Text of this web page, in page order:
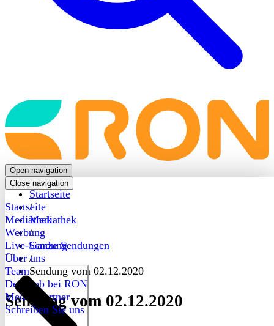
Back
to
frontpage
Open navigation
Close navigation
Startseite
Mediathek
Werbung
Live-Sendung
Über uns
Team
Dein Job bei RON
Medienpartner
Schreiben Sie uns
Startseite
/
Mediathek
/
Ganze Sendungen
/
Sendung vom 02.12.2020
Sendung vom 02.12.2020